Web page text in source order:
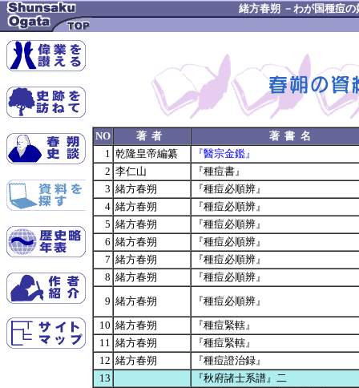
緒方春朔 －わが国種痘の
NO 著者
著書名
1 乾隆皇帝編纂
『醫宗金鑑』
2 李仁山
『種痘書』
3 緒方春朔
『種痘必順辨』
4 緒方春朔
『種痘必順辨』
5 緒方春朔
『種痘必順辨』
6 緒方春朔
『種痘必順辨』
7 緒方春朔
『種痘必順辨』
8 緒方春朔
『種痘必順辨』
9 緒方春朔
『種痘必順辨』
10 緒方春朔
『種痘緊轄』
11 緒方春朔
『種痘緊轄』
12 緒方春朔
『種痘證治録』
13
『秋府諸士系譜』二